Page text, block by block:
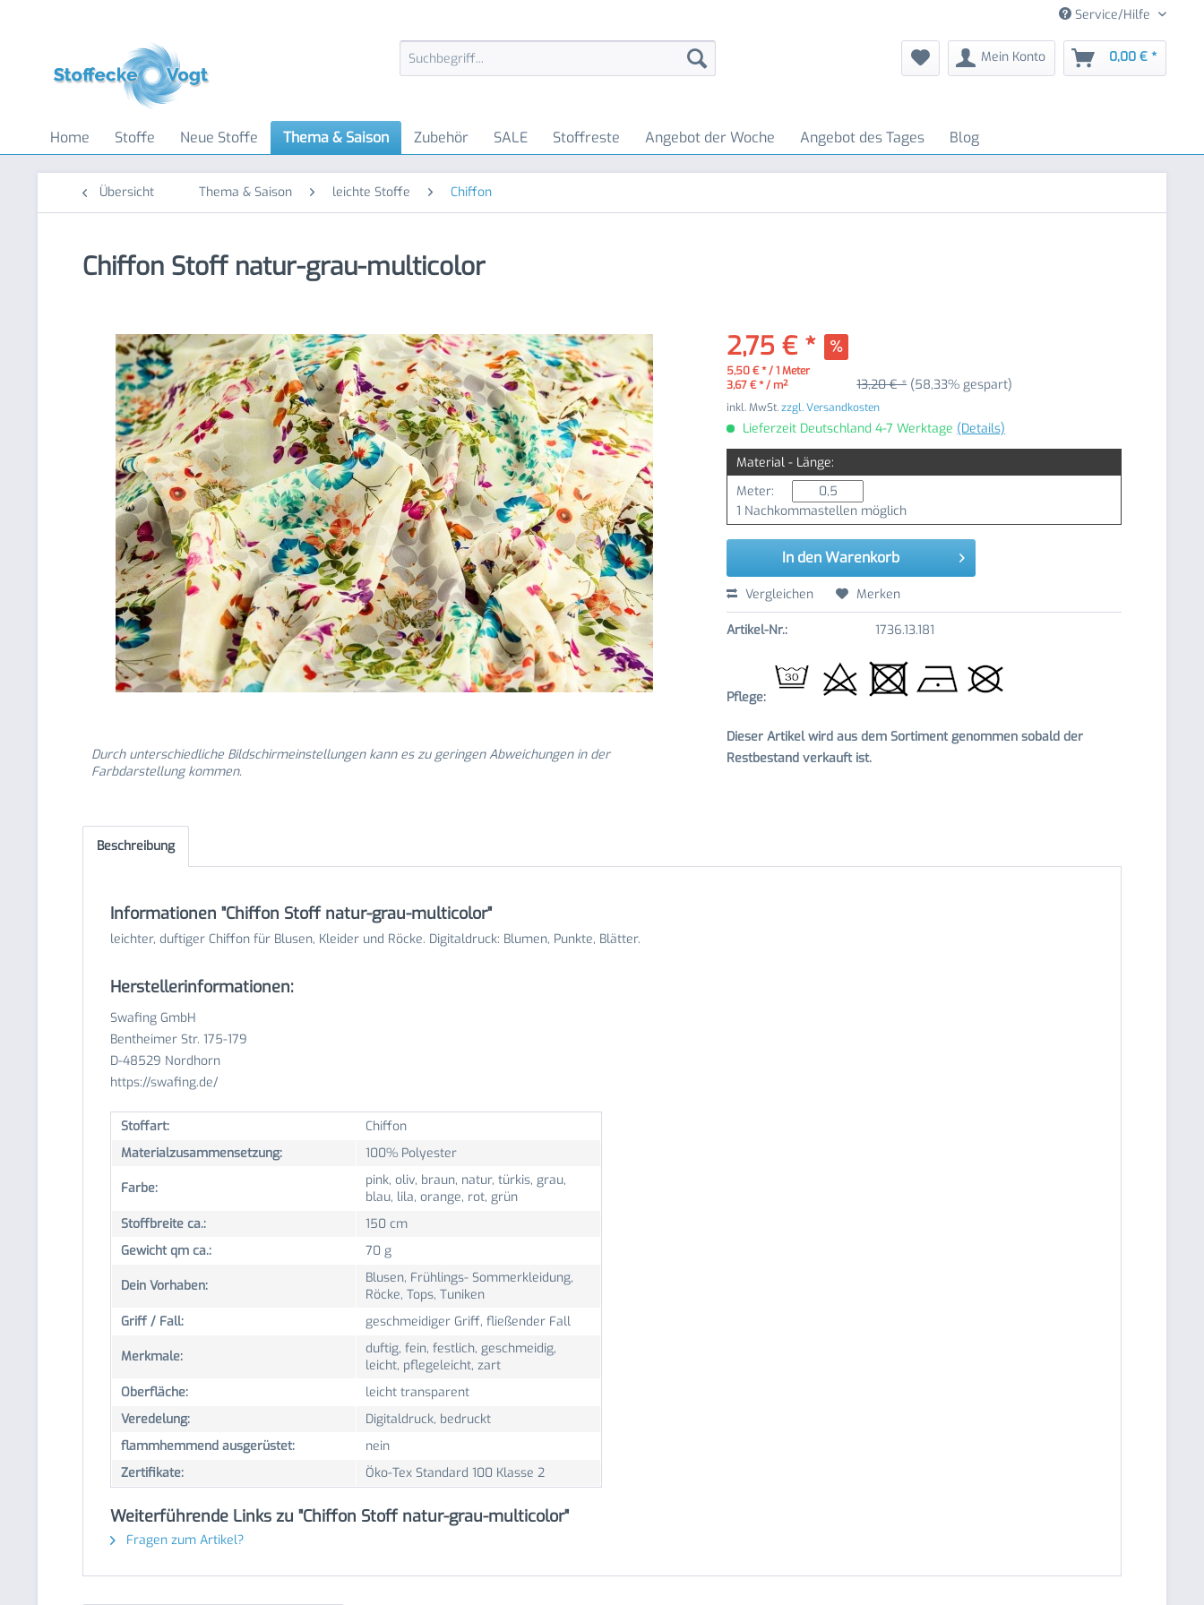
Service/Hilfe
Mein Konto 0,00 € *
Home Stoffe Neue Stoffe Thema & Saison Zubehör SALE Stoffreste Angebot der Woche Angebot des Tages Blog
Übersicht Thema & Saison leichte Stoffe Chiffon
Chiffon Stoff natur-grau-multicolor
Durch unterschiedliche Bildschirmeinstellungen kann es zu geringen Abweichungen in der
Farbdarstellung kommen.
2,75 € *
5,50 € * / 1 Meter
3,67 € * / m²
13,20 € * (58,33% gespart)
inkl. MwSt.zzgl. Versandkosten
Lieferzeit Deutschland 4-7 Werktage (Details)
Material - Länge:
Meter:
1 Nachkommastellen möglich
In den Warenkorb
Vergleichen Merken
Artikel-Nr.: 1736.13.181
Pflege:
Dieser Artikel wird aus dem Sortiment genommen sobald der
Restbestand verkauft ist.
Beschreibung
Informationen "Chiffon Stoff natur-grau-multicolor"
leichter, duftiger Chiffon für Blusen, Kleider und Röcke. Digitaldruck: Blumen, Punkte, Blätter.
Herstellerinformationen:
Swafing GmbH
Bentheimer Str. 175-179
D-48529 Nordhorn
https://swafing.de/
Stoffart:
Chiffon
Materialzusammensetzung:
100% Polyester
Farbe:
pink, oliv, braun, natur, türkis, grau,
blau, lila, orange, rot, grün
Stoffbreite ca.:
150 cm
Gewicht qm ca.:
70 g
Dein Vorhaben:
Blusen, Frühlings- Sommerkleidung,
Röcke, Tops, Tuniken
Griff / Fall:
geschmeidiger Griff, fließender Fall
Merkmale:
duftig, fein, festlich, geschmeidig,
leicht, pflegeleicht, zart
Oberfläche:
leicht transparent
Veredelung:
Digitaldruck, bedruckt
flammhemmend ausgerüstet:
nein
Zertifikate:
Öko-Tex Standard 100 Klasse 2
Weiterführende Links zu "Chiffon Stoff natur-grau-multicolor"
Fragen zum Artikel?